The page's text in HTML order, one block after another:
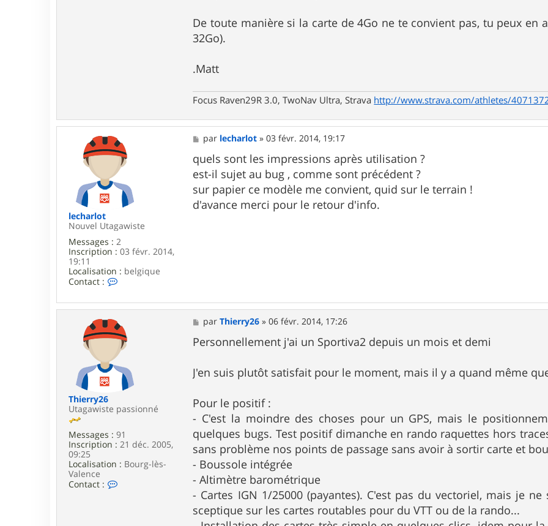
u
C
a
l
v
a
o
s
De toute manière si la carte de 4Go ne te convient pas, tu peux en
32Go).
.Matt
Focus Raven29R 3.0, TwoNav Ultra, Strava http://www.strava.com/athletes/
lecharlot
Nouvel Utagawiste
Messages : 2
Inscription : 03 févr. 2014,
19:11
Localisation : belgique
Contact :
t
c
t
e
l
e
c
a
o
t
M
e
s
s
a
g
e
par lecharlot »03 févr. 2014, 19:17
quels sont les impressions après utilisation ?
est-il sujet au bug , comme sont précédent ?
sur papier ce modèle me convient, quid sur le terrain !
d'avance merci pour le retour d'info.
Thierry26
Utagawiste passionné
Messages : 91
Inscription : 21 déc. 2005,
09:25
Localisation : Bourg-lès-
Valence
Contact :
M
e
s
s
g
e
parThierry26 »06 févr. 2014, 17:26
Personnellement j'ai un Sportiva2 depuis un mois et demi
J'en suis plutôt satisfait pour le moment, mais il y a quand même
Pour le positif :
- C'est la moindre des choses pour un GPS, mais le
quelques bugs. Test positif dimanche en rando raquettes hors
sans problème nos points de passage sans avoir à sortir carte et
- Boussole intégrée
- Altimètre barométrique
- Cartes IGN 1/25000 (payantes). C'est pas du vectoriel, mais je
sceptique sur les cartes routables pour du VTT ou de la rando...